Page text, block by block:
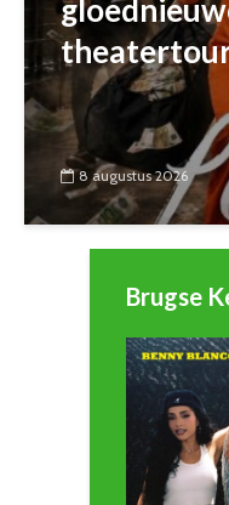
8 augustus 2026
Brugse